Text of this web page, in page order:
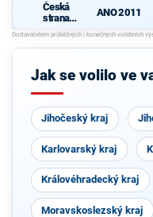
Česká
strana
sociálně
demokrati
cká
ANO 2011
Jak se volilo ve
Jihočeský kraj
Karlovarský kraj
Královéhradecký kraj
Moravskoslezský kraj